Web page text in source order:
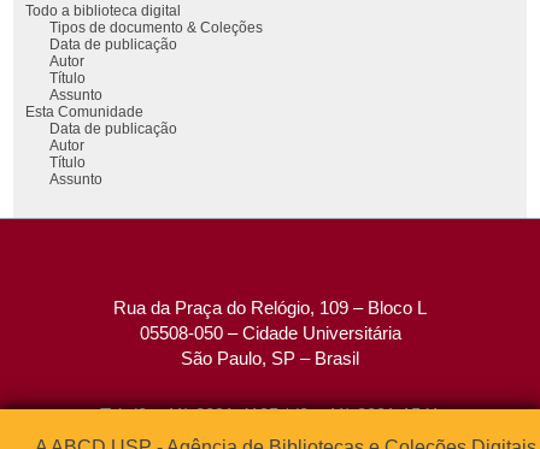
Todo a biblioteca digital
Tipos de documento & Coleções
Data de publicação
Autor
Título
Assunto
Esta Comunidade
Data de publicação
Autor
Título
Assunto
Rua da Praça do Relógio, 109 – Bloco L
05508-050 – Cidade Universitária
São Paulo, SP – Brasil
Tel: (0xx11) 3091-4195 / (0xx11) 3091-1541
Fax: (0xx11) 3091-1567